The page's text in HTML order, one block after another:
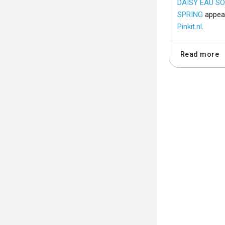
DAISY EAU
SPRING
Pinkit.nl
Read more